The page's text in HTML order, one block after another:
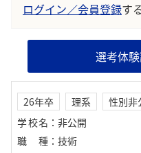
ログイン／会員登録す
選考体
26年卒 理系
性別非
学校名 ： 非公開
職種 ： 技術